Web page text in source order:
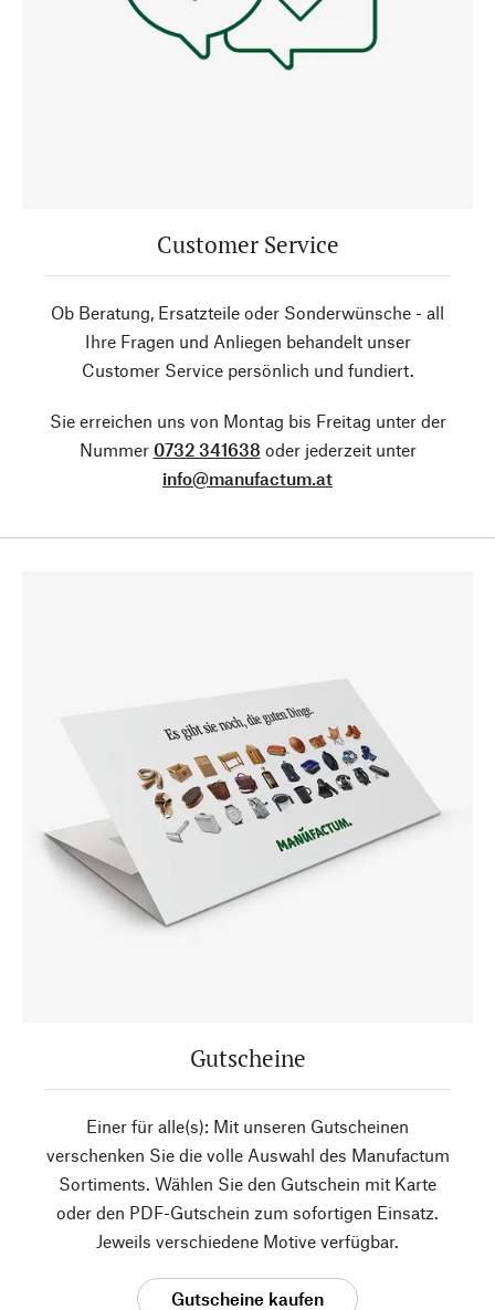
Customer Service
Ob Beratung, Ersatzteile oder Sonderwünsche - all
Ihre Fragen und Anliegen behandelt unser
Customer Service persönlich und fundiert.
Sie erreichen uns von Montag bis Freitag unter der
Nummer 0732 341638 oder jederzeit unter
info@manufactum.at
Gutscheine
Einer für alle(s): Mit unseren Gutscheinen
verschenken Sie die volle Auswahl des Manufactum
Sortiments. Wählen Sie den Gutschein mit Karte
oder den PDF-Gutschein zum sofortigen Einsatz.
Jeweils verschiedene Motive verfügbar.
Gutscheine kaufen